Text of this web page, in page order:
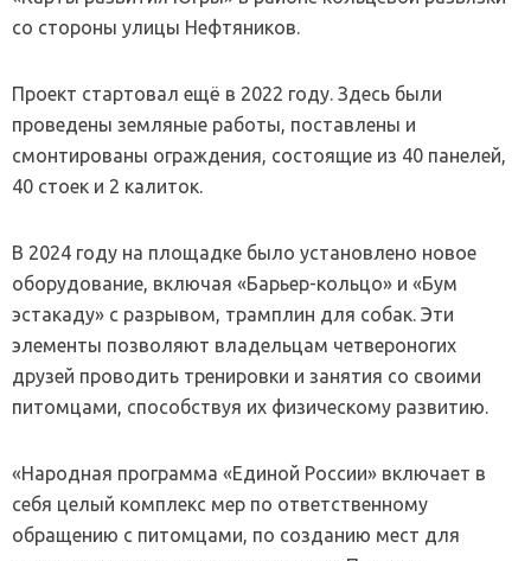
со стороны улицы Нефтяников.
Проект стартовал ещё в 2022 году. Здесь были
проведены земляные работы, поставлены и
смонтированы ограждения, состоящие из 40 панелей,
40 стоек и 2 калиток.
В 2024 году на площадке было установлено новое
оборудование, включая «Барьер-кольцо» и «Бум
эстакаду» с разрывом, трамплин для собак. Эти
элементы позволяют владельцам четвероногих
друзей проводить тренировки и занятия со своими
питомцами, способствуя их физическому развитию.
«Народная программа «Единой России» включает в
себя целый комплекс мер по ответственному
обращению с питомцами, по созданию мест для